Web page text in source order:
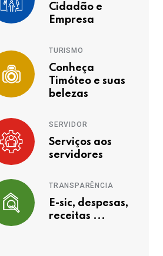
Cidadão e
Empresa
TURISMO
Conheça
Timóteo e suas
belezas
SERVIDOR
Serviços aos
servidores
TRANSPARÊNCIA
E-sic, despesas,
receitas ...